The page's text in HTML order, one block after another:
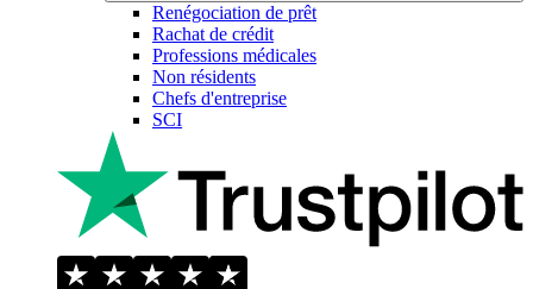
Renégociation de prêt
Rachat de crédit
Professions médicales
Non résidents
Chefs d'entreprise
SCI